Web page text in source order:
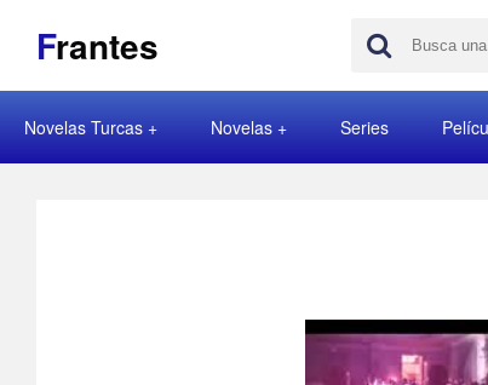
Frantes
Novelas Turcas Novelas Series